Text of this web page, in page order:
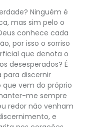
Ninguém é
mas sim pelo o
conhece cada
por isso o sorriso
que denota o
desesperados? É
discernir
vem do próprio
me sempre
redor não venham
e